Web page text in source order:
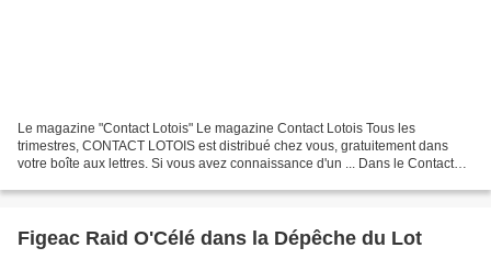
Le magazine "Contact Lotois" Le magazine Contact Lotois Tous les
trimestres, CONTACT LOTOIS est distribué chez vous, gratuitement dans
votre boîte aux lettres. Si vous avez connaissance d'un ... Dans le Contact
Figeac Raid O'Célé dans la Dépêche du Lot